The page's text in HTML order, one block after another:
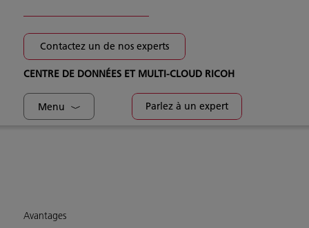
Contactez un de nos experts
CENTRE DE DONNÉES ET MULTI-CLOUD RICOH
Menu Parlez à un expert
Avantages